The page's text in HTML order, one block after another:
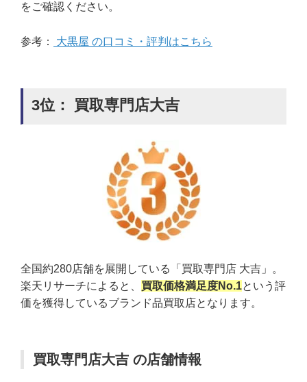
をご確認ください。
参考： 大黒屋 の口コミ・評判はこちら
3位： 買取専門店大吉
全国約280店舗を展開している「買取専門店 大吉」。
楽天リサーチによると、 買取価格満足度No.1という評
価を獲得しているブランド品買取店となります。
買取専門店大吉 の店舗情報